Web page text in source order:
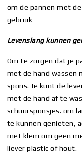
om de pannen met
gebruik
Levenslang kunnen
Om te zorgen dat je
met de hand wassen
spons. Je kunt de
met de hand af te
schuursponsjes. om
te kunnen genieten,
met klem om geen
liever plastic of hout.